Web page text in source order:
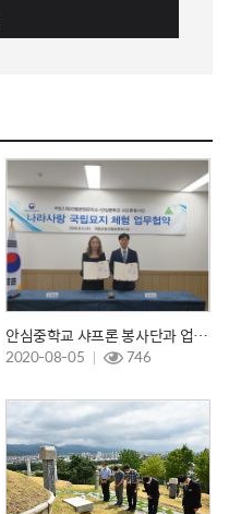
안심중학교 샤프론 봉사단과 업무협약식
2020-08-05 746